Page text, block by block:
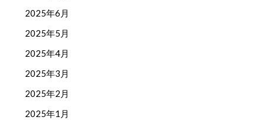
2025年6月
2025年5月
2025年4月
2025年3月
2025年2月
2025年1月